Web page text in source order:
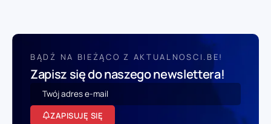
BĄDŹ NA BIEŻĄCO Z AKTUALNOSCI.BE!
Zapisz się do naszego newslettera!
ZAPISUJĘ SIĘ